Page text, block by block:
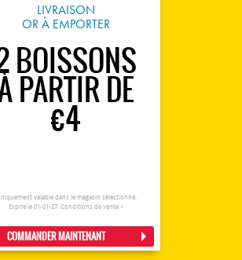
LIVRAISON
OR À EMPORTER
BOISSONS
PARTIR DE
€4
valable dans le magasin sélectionné.
Expire le 01-01-27. Conditions de vente >
COMMANDER MAINTENANT